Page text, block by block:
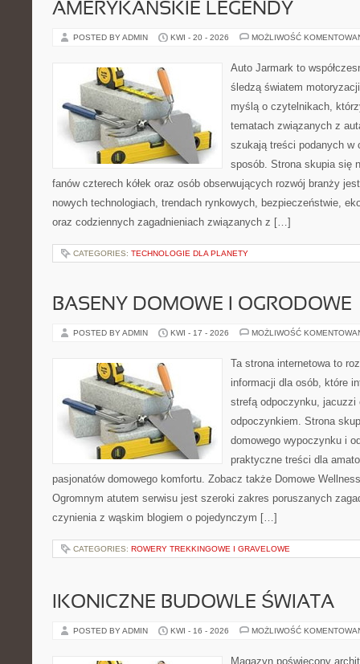
AMERYKAŃSKIE LEGENDY
POSTED BY ADMIN KWI - 20 - 2026 MOŻLIWOŚĆ
Auto Jarmark to
śledzą światem
myślą o czytelnikach,
tematach związanych z
szukają treści podanych w
sposób. Strona skupia się
fanów czterech kółek oraz osób obserwujących rozwój branży
nowych technologiach, trendach rynkowych, bezpieczeństwie,
oraz codziennych zagadnieniach związanych z […]
CATEGORIES: TECHNOLOGIE DLA PLANETY
BASENY DOMOWE I OGRODOWE
POSTED BY ADMIN KWI - 17 - 2026 MOŻLIWOŚĆ
Ta strona internetowa to
informacji dla osób, które
strefą odpoczynku, jacuzzi
odpoczynkiem. Strona
domowego wypoczynku i
praktyczne treści dla
pasjonatów domowego komfortu. Zobacz także Domowe
Ogromnym atutem serwisu jest szeroki zakres poruszanych
czynienia z wąskim blogiem o pojedynczym […]
CATEGORIES: ROWERY TREKKINGOWE I GRAVELOWE
IKONICZNE BUDOWLE ŚWIATA
POSTED BY ADMIN KWI - 16 - 2026 MOŻLIWOŚĆ
Magazyn poświęcony